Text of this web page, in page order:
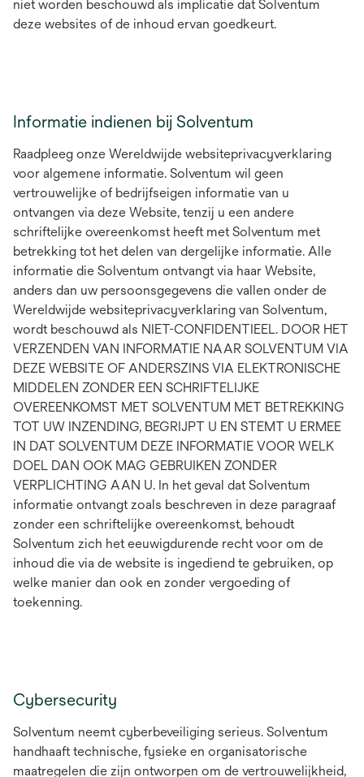
niet worden beschouwd als implicatie dat Solventum
deze websites of de inhoud ervan goedkeurt.
Informatie indienen bij Solventum
Raadpleeg onze Wereldwijde websiteprivacyverklaring
voor algemene informatie. Solventum wil geen
vertrouwelijke of bedrijfseigen informatie van u
ontvangen via deze Website, tenzij u een andere
schriftelijke overeenkomst heeft met Solventum met
betrekking tot het delen van dergelijke informatie. Alle
informatie die Solventum ontvangt via haar Website,
anders dan uw persoonsgegevens die vallen onder de
Wereldwijde websiteprivacyverklaring van Solventum,
wordt beschouwd als NIET-CONFIDENTIEEL. DOOR HET
VERZENDEN VAN INFORMATIE NAAR SOLVENTUM VIA
DEZE WEBSITE OF ANDERSZINS VIA ELEKTRONISCHE
MIDDELEN ZONDER EEN SCHRIFTELIJKE
OVEREENKOMST MET SOLVENTUM MET BETREKKING
TOT UW INZENDING, BEGRIJPT U EN STEMT U ERMEE
IN DAT SOLVENTUM DEZE INFORMATIE VOOR WELK
DOEL DAN OOK MAG GEBRUIKEN ZONDER
VERPLICHTING AAN U. In het geval dat Solventum
informatie ontvangt zoals beschreven in deze paragraaf
zonder een schriftelijke overeenkomst, behoudt
Solventum zich het eeuwigdurende recht voor om de
inhoud die via de website is ingediend te gebruiken, op
welke manier dan ook en zonder vergoeding of
toekenning.
Cybersecurity
Solventum neemt cyberbeveiliging serieus. Solventum
handhaaft technische, fysieke en organisatorische
maatregelen die zijn ontworpen om de vertrouwelijkheid,